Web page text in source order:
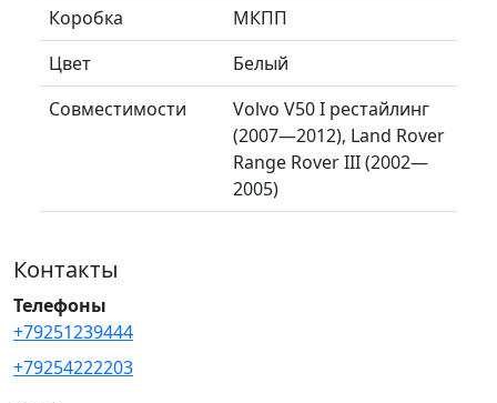
Коробка
МКПП
Цвет
Белый
Совместимости
Volvo V50 I рестайлинг
(2007—2012), Land Rover
Range Rover III (2002—
2005)
Контакты
Телефоны
+79251239444
+79254222203